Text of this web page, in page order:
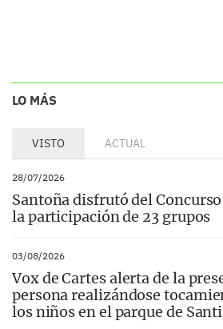
LO MÁS
VISTO ACTUAL
28/07/2026
Santoña disfrutó del
la participación de 23 grupos
03/08/2026
Vox de Cartes alerta de la
persona realizándose
los niños en el parque de